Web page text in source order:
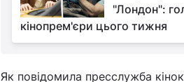
"Лондон":
кінопрем'єри цього тижня
Як повідомила пресслужба